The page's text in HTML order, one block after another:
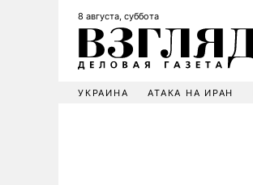
8 августа, суббота
УКРАИНА АТАКА НА ИРАН